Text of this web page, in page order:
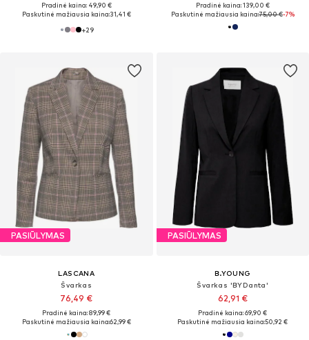
Pradinė kaina: 49,90 €
Paskutinė mažiausia kaina:31,41 €
+29
Pradinė kaina: 139,00 €
Paskutinė mažiausia kaina:75,00 €-7%
PASIŪLYMAS
LASCANA
Švarkas
76,49 €
Pradinė kaina: 89,99 €
Paskutinė mažiausia kaina:62,99 €
PASIŪLYMAS
B.YOUNG
Švarkas 'BYDanta'
62,91 €
Pradinė kaina: 69,90 €
Paskutinė mažiausia kaina:50,92 €